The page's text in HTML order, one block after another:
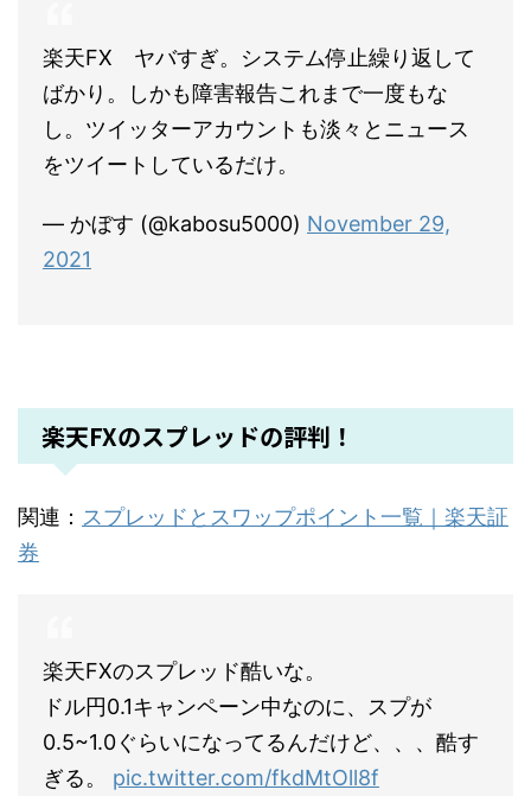
楽天FX ヤバすぎ。システム停止繰り返して
ばかり。しかも障害報告これまで一度もな
し。ツイッターアカウントも淡々とニュース
をツイートしているだけ。
— かぼす (@kabosu5000) November 29,
2021
楽天FXのスプレッドの評判！
関連： スプレッドとスワップポイント一覧｜楽天証
券
楽天FXのスプレッド酷いな。
ドル円0.1キャンペーン中なのに、スプが
0.5~1.0ぐらいになってるんだけど、、、酷す
ぎる。 pic.twitter.com/fkdMtOll8f